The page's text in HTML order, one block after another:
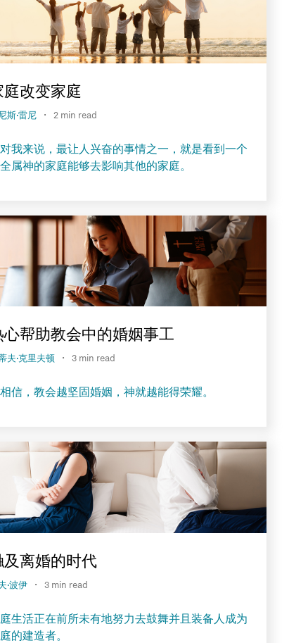
庭改变家庭
斯·雷尼 · 2 min read
我来说，最让人兴奋的事情之一，就是看到一个
属神的家庭能够去影响其他的家庭。
心帮助教会中的婚姻事工
夫·克里夫顿 · 3 min read
信，教会越坚固婚姻，神就越能得荣耀。
及离婚的时代
·波伊 · 3 min read
生活正在前所未有地努力去鼓舞并且装备人成为
的建造者。